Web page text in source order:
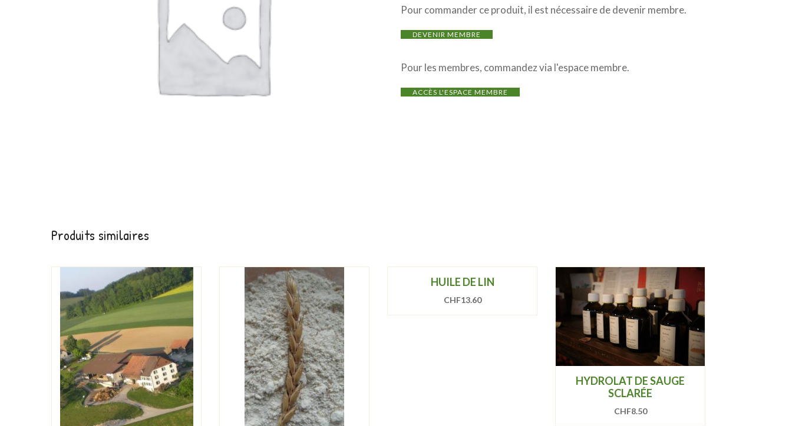
Pour commander ce produit, il est nécessaire de devenir membre.
DEVENIR MEMBRE
Pour les membres, commandez via l'espace membre.
ACCÈS L'ESPACE MEMBRE
Produits similaires
HUILE DE LIN
CHF13.60
HYDROLAT DE SAUGE
SCLARÉE
CHF8.50